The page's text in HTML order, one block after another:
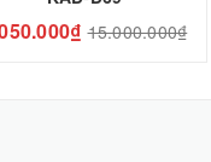
15.000.000₫